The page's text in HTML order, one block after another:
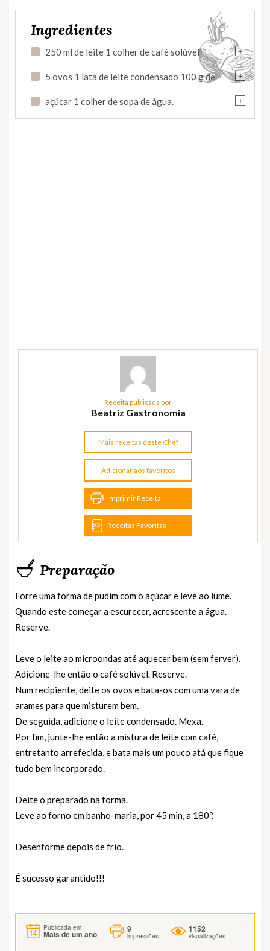
Ingredientes
+
250 ml de leite 1 colher de café solúvel
+
5 ovos 1 lata de leite condensado 100 g de
+
açúcar 1 colher de sopa de água.
Receita publicada por
Beatriz Gastronomia
Mais receitas deste Chef
Adicionar aos favoritos
Imprimir Receita
Receitas Favoritas
Preparação
Forre uma forma de pudim com o açúcar e leve ao lume.
Quando este começar a escurecer, acrescente a água.
Reserve.
Leve o leite ao microondas até aquecer bem (sem ferver).
Adicione-lhe então o café solúvel. Reserve.
Num recipiente, deite os ovos e bata-os com uma vara de
arames para que misturem bem.
De seguida, adicione o leite condensado. Mexa.
Por fim, junte-lhe então a mistura de leite com café,
entretanto arrefecida, e bata mais um pouco atá que fique
tudo bem incorporado.
Deite o preparado na forma.
Leve ao forno em banho-maria, por 45 min, a 180º.
Desenforme depois de frio.
É sucesso garantido!!!
Publicada em
Mais de um ano
9
impressões
1152
visualizações